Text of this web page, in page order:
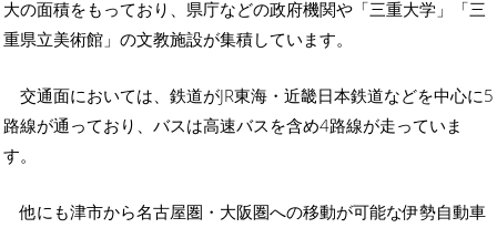
大の面積をもっており、県庁などの政府機関や「三重大学」「三
重県立美術館」の文教施設が集積しています。
交通面においては、鉄道がJR東海・近畿日本鉄道などを中心に5
路線が通っており、バスは高速バスを含め4路線が走っていま
す。
他にも津市から名古屋圏・大阪圏への移動が可能な伊勢自動車